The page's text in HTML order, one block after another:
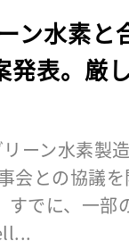
ン水素と
発表。厳
ーン水素製
会との協議
すでに、一